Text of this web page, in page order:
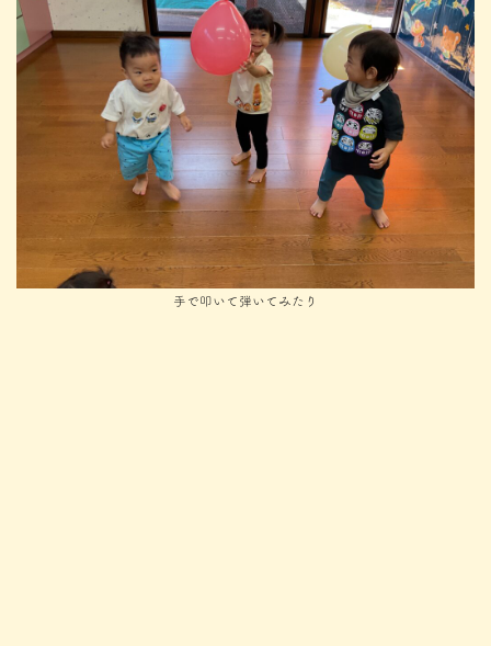
手で叩いて弾いてみたり